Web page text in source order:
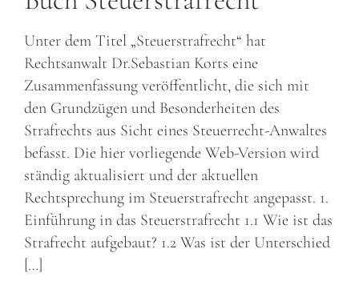
Unter dem Titel „Steuerstrafrecht“ hat
Rechtsanwalt Dr.Sebastian Korts eine
Zusammenfassung veröffentlicht, die sich mit
den Grundzügen und Besonderheiten des
Strafrechts aus Sicht eines Steuerrecht-Anwaltes
befasst. Die hier vorliegende Web-Version wird
ständig aktualisiert und der aktuellen
Rechtsprechung im Steuerstrafrecht angepasst. 1.
Einführung in das Steuerstrafrecht 1.1 Wie ist das
Strafrecht aufgebaut? 1.2 Was ist der Unterschied
[…]